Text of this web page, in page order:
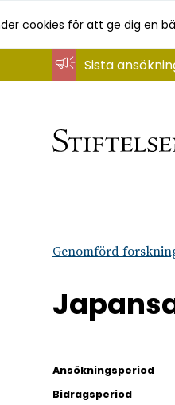
cookies för att ge dig en
Sista
Genomförd
Ansökningsperiod
Bidragsperiod